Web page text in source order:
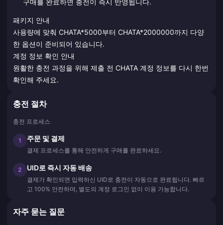
구매를 완료하면 충전이 즉시 반영됩니다.
패키지 안내
사용량에 맞춰 CHATA*5000부터 CHATA*2000000까지 다양
한 옵션이 준비되어 있습니다.
계정 정보 확인 안내
원활한 충전 과정을 위해 제출 전 CHATA 계정 정보를 다시 한번
확인해 주세요.
충전 절차
충전 프로세스
1 주문 및 결제
결제 프로세스를 통해 안전하게 구매를 완료하세요.
2 UID로 즉시 자동 배송
결제가 확인되면 입력하신 UID로 충전이 자동으로 완료됩니다. 빠르
고 100% 안전하며, 별도의 계정 로그인 없이 이용 가능합니다.
자주 묻는 질문